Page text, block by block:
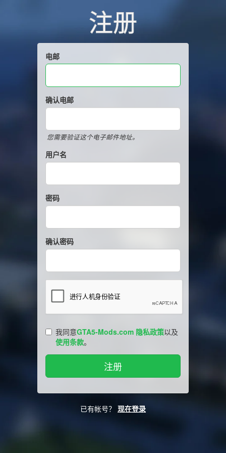
注册
电邮
确认电邮
您需要验证这个电子邮件地址。
用户名
密码
确认密码
我同意GTA5-Mods.com 隐私政策以及
使用条款。
已有帐号？ 现在登录